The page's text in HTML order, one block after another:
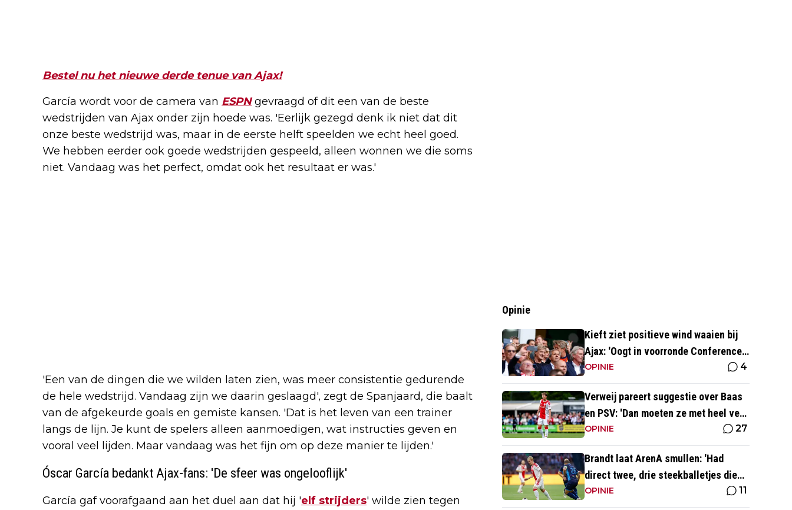
Bestel nu het nieuwe derde tenue van Ajax!
García wordt voor de camera van ESPNgevraagd of dit een van de beste
wedstrijden van Ajax onder zijn hoede was. 'Eerlijk gezegd denk ik niet dat dit
onze beste wedstrijd was, maar in de eerste helft speelden we echt heel goed.
We hebben eerder ook goede wedstrijden gespeeld, alleen wonnen we die soms
niet. Vandaag was het perfect, omdat ook het resultaat er was.'
'Een van de dingen die we wilden laten zien, was meer consistentie gedurende
de hele wedstrijd. Vandaag zijn we daarin geslaagd', zegt de Spanjaard, die baalt
van de afgekeurde goals en gemiste kansen. 'Dat is het leven van een trainer
langs de lijn. Je kunt de spelers alleen aanmoedigen, wat instructies geven en
vooral veel lijden. Maar vandaag was het fijn om op deze manier te lijden.'
Óscar García bedankt Ajax-fans: 'De sfeer was ongelooflijk'
García gaf voorafgaand aan het duel aan dat hij 'elf strijders' wilde zien tegen
Opinie
Kieft ziet positieve wind waaien bij
Ajax: 'Oogt in voorronde Conference
League fris en energiek'
OPINIE 4
Verweij pareert suggestie over Baas
en PSV: 'Dan moeten ze met heel veel
geld over de brug komen'
OPINIE 27
Brandt laat ArenA smullen: 'Had
direct twee, drie steekballetjes die
gewoon perfect waren'
OPINIE 11